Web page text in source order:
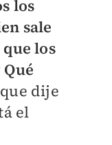
los
sale
los
dije
el